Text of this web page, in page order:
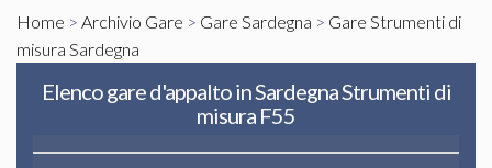
Home > Archivio Gare > Gare Sardegna > Gare Strumenti di
misura Sardegna
Elenco gare d'appalto in Sardegna Strumenti di
misura F55